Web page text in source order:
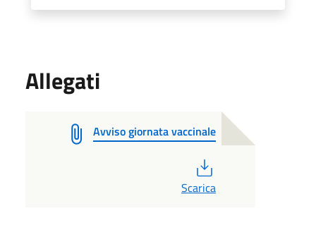
Allegati
Avviso giornata vaccinale
Scarica